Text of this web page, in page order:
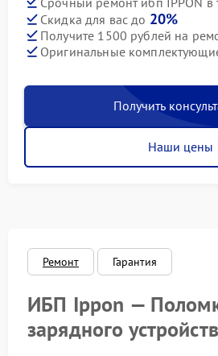
Скидка для вас до 20%
Получите 1500 рублей на
Оригинальные
Получить
Наши цены
Ремонт Гарантия
ИБП Ippon —
зарядного